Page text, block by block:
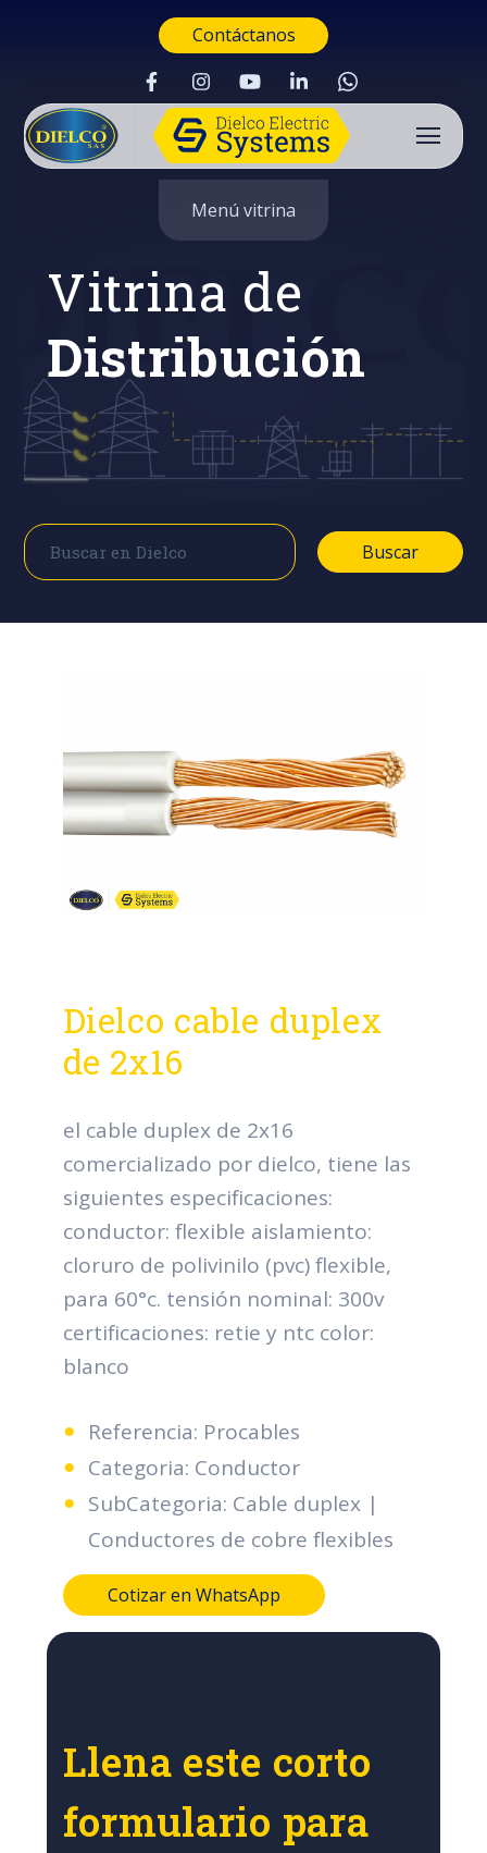
Contáctanos
Buscar
Menú vitrina
Vitrina de
Distribución
Buscar
Buscar
Dielco cable duplex
de 2x16
el cable duplex de 2x16
comercializado por dielco, tiene las
siguientes especificaciones:
conductor: flexible aislamiento:
cloruro de polivinilo (pvc) flexible,
para 60°c. tensión nominal: 300v
certificaciones: retie y ntc color:
blanco
Referencia: Procables
Categoria: Conductor
SubCategoria: Cable duplex |
Conductores de cobre flexibles
Cotizar en WhatsApp
Llena este corto
formulario para